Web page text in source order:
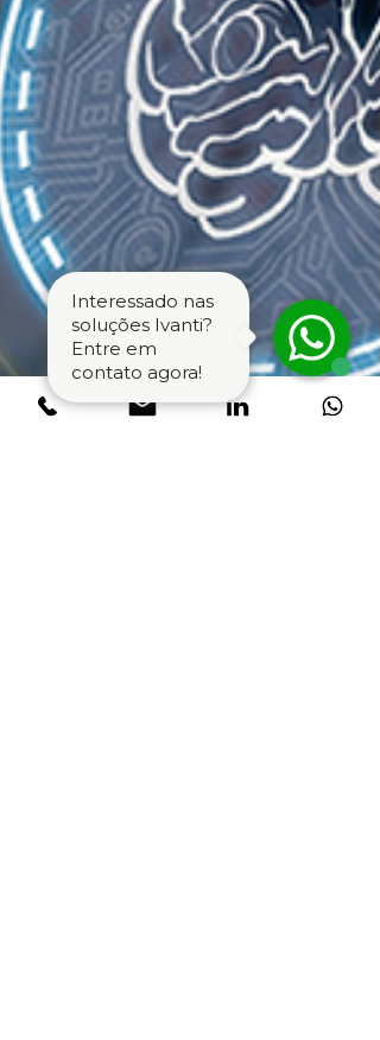
Interessado nas
soluções Ivanti?
Entre em
contato agora!